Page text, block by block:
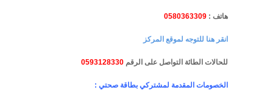
هاتف : 0580363309
انقر هنا للتوجه لموقع المركز
للحالات الطائة التواصل على الرقم 0593128330
الخصومات المقدمة لمشتركي بطاقة صحتي :